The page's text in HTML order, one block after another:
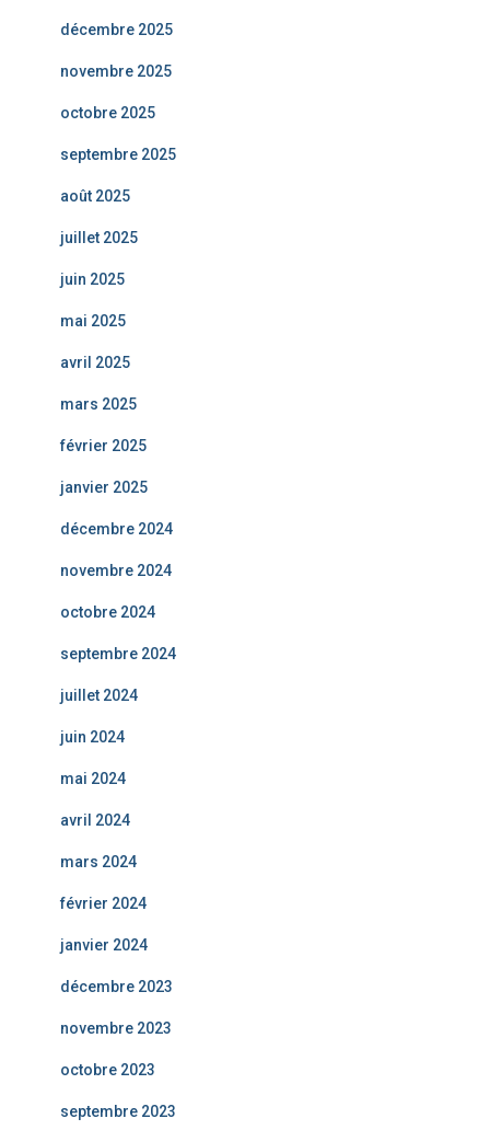
décembre 2025
novembre 2025
octobre 2025
septembre 2025
août 2025
juillet 2025
juin 2025
mai 2025
avril 2025
mars 2025
février 2025
janvier 2025
décembre 2024
novembre 2024
octobre 2024
septembre 2024
juillet 2024
juin 2024
mai 2024
avril 2024
mars 2024
février 2024
janvier 2024
décembre 2023
novembre 2023
octobre 2023
septembre 2023